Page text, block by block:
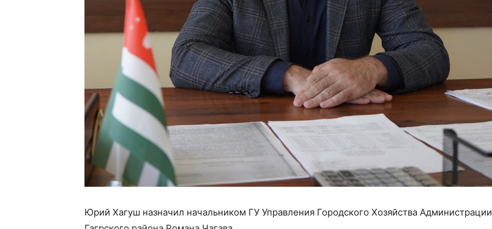
Юрий Хагуш назначил начальником ГУ Управления Городского Хозяйства Администрации